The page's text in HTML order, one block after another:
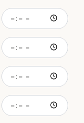
Sluitingstijd maandag
Sluitingstijd dinsdag
Sluitingstijd woensdag
Sluitingstijd donderdag